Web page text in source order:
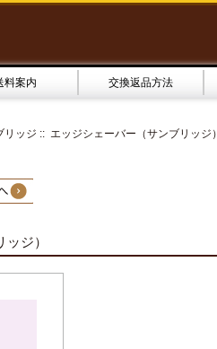
料案内 交換返品方法
リッジ :: エッジシェーバー（サンブリッジ）
ジ）